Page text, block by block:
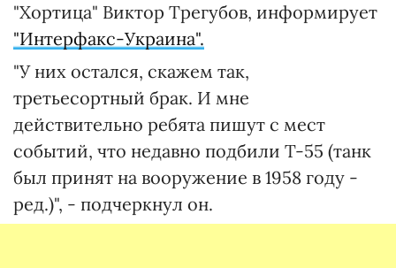
"Хортица" Виктор Трегубов, информирует
"Интерфакс-Украина".
"У них остался, скажем так,
третьесортный брак. И мне
действительно ребята пишут с мест
событий, что недавно подбили Т-55 (танк
был принят на вооружение в 1958 году -
ред.)", - подчеркнул он.